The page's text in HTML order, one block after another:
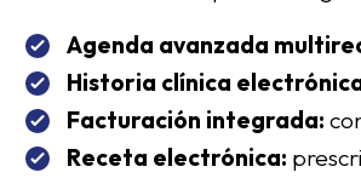
Agenda avanzada
Historia clínica
Facturación integrada:
Receta electrónica: